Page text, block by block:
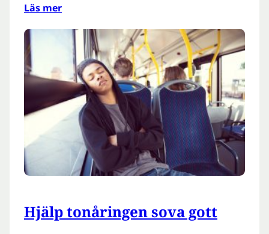
Läs mer
Hjälp tonåringen sova gott